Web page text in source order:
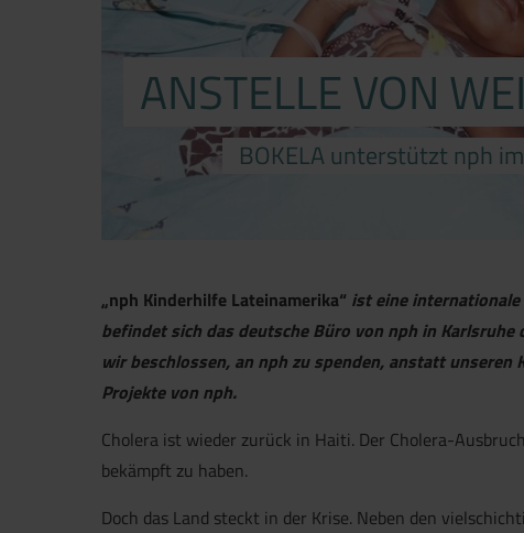
ANSTELLE VON
BOKELA unterstützt nph
„nph Kinderhilfe Lateinamerika“ ist eine
befindet sich das deutsche Büro von nph in
wir beschlossen, an nph zu spenden, anstatt
Projekte von nph.
Cholera ist wieder zurück in Haiti. Der Cholera-
bekämpft zu haben.
Doch das Land steckt in der Krise. Neben den